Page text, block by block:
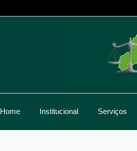
Home Institucional Serviços